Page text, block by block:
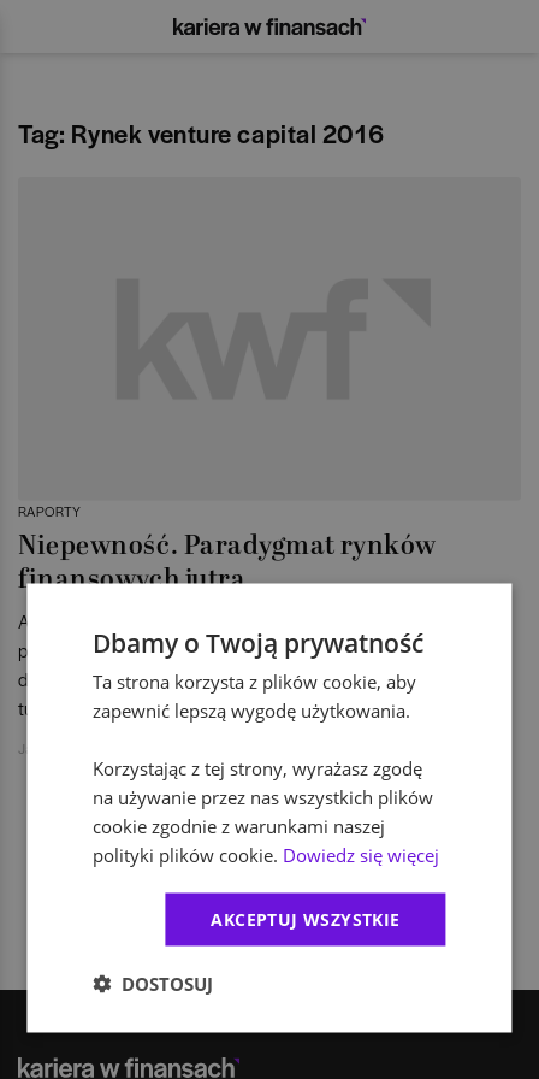
Tag: Rynek venture capital 2016
RAPORTY
Niepewność. Paradygmat rynków
finansowych jutra
A właściwie koniec znanego nam paradygmatu, do którego
przyzwyczaiły nas rynki finansowe w ciągu kilku ostatnich
dekad. Zdaniem ekspertów Saxo Bank czekają nas spore
turbulencje.
Jakub Jański
1
Dbamy o Twoją prywatność
Ta strona korzysta z plików cookie, aby
zapewnić lepszą wygodę użytkowania.
Korzystając z tej strony, wyrażasz zgodę
na używanie przez nas wszystkich plików
cookie zgodnie z warunkami naszej
polityki plików cookie. Dowiedz się więcej
AKCEPTUJ WSZYSTKIE
DOSTOSUJ